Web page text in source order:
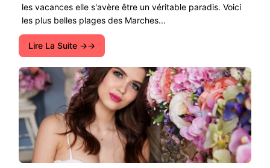
les vacances elle s'avère être un véritable paradis. Voici
les plus belles plages des Marches...
Lire La Suite →